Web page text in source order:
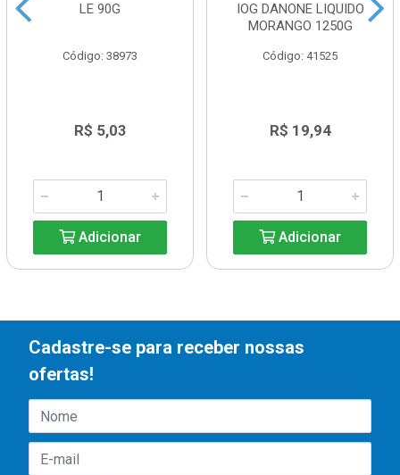
LE 90G
Código: 38973
R$ 5,03
Adicionar
IOG DANONE LIQUIDO
MORANGO 1250G
Código: 41525
R$ 19,94
Adicionar
Cadastre-se para receber nossas
ofertas!